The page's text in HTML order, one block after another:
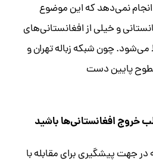
انجام نمی‌دهد که این موضوع
و خیلی از افغانستانی‌های
چون شبکه زباله تهران و
پایین دست
خروج افغانستانی‌ها باشید
جهت پیشگیری برای مقابله با